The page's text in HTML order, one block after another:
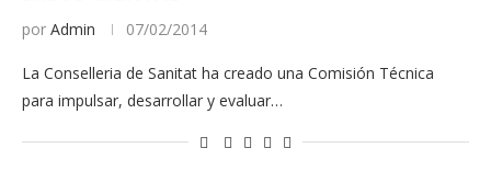
por Admin 07/02/2014
La Conselleria de Sanitat ha creado una Comisión Técnica
para impulsar, desarrollar y evaluar…